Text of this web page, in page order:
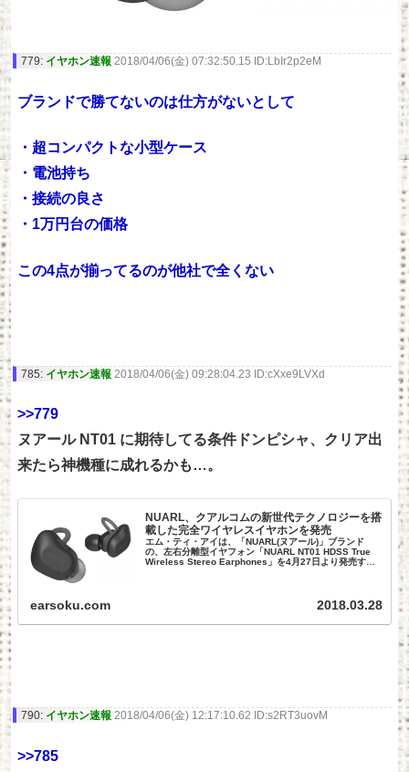
779: イヤホン速報 2018/04/06(金) 07:32:50.15 ID:LbIr2p2eM
ブランドで勝てないのは仕方がないとして
・超コンパクトな小型ケース
・電池持ち
・接続の良さ
・1万円台の価格
この4点が揃ってるのが他社で全くない
785: イヤホン速報 2018/04/06(金) 09:28:04.23 ID:cXxe9LVXd
>>779
ヌアール NT01 に期待してる条件ドンピシャ、クリア出
来たら神機種に成れるかも…。
NUARL、クアルコムの新世代テクノロジーを搭
載した完全ワイヤレスイヤホンを発売
エム・ティ・アイは、「NUARL(ヌアール)」ブランド
の、左右分離型イヤフォン「NUARL NT01 HDSS True
Wireless Stereo Earphones」を4月27日より発売す
earsoku.com 2018.03.28
790: イヤホン速報 2018/04/06(金) 12:17:10.62 ID:s2RT3uovM
>>785